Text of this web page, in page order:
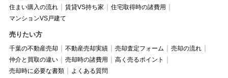
住まい購入の流れ
賃貸VS持ち家
住宅取得時の諸費用
マンションVS戸建て
売りたい方
千葉の不動産売却 不動産売却実績 売却査定フォーム
売却の流れ
仲介と買取の違い
売却時の諸費用
高く売るポイント
売却時に必要な書類
よくある質問